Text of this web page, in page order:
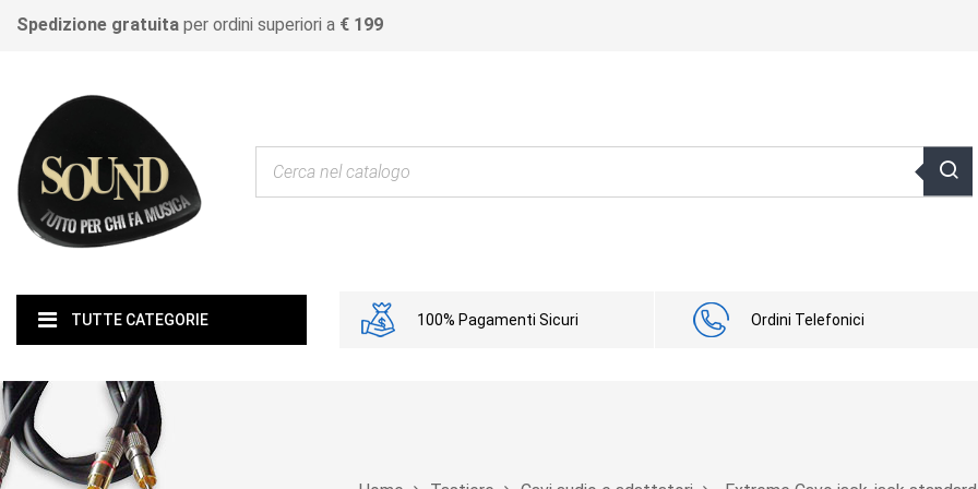
Spedizione gratuita per ordini superiori a € 199
TUTTE CATEGORIE 100% Pagamenti Sicuri Ordini Telefonici